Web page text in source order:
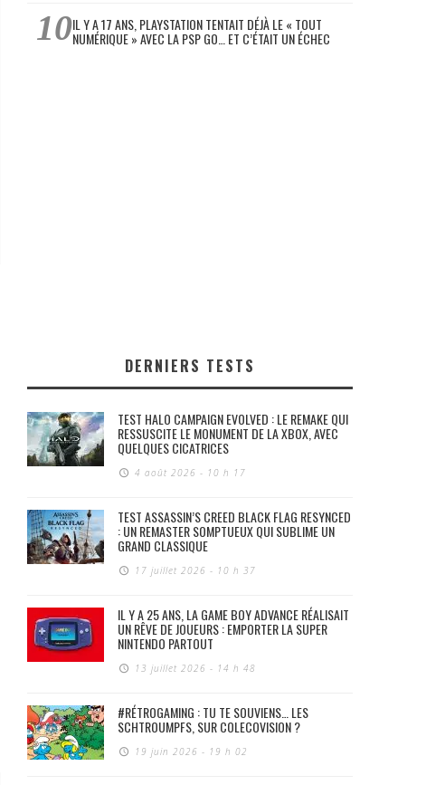
IL Y A 17 ANS, PLAYSTATION TENTAIT DÉJÀ LE « TOUT
NUMÉRIQUE » AVEC LA PSP GO… ET C’ÉTAIT UN ÉCHEC
DERNIERS TESTS
TEST HALO CAMPAIGN EVOLVED : LE REMAKE QUI
RESSUSCITE LE MONUMENT DE LA XBOX, AVEC
QUELQUES CICATRICES
4 août 2026 - 10 h 17
TEST ASSASSIN’S CREED BLACK FLAG RESYNCED
: UN REMASTER SOMPTUEUX QUI SUBLIME UN
GRAND CLASSIQUE
17 juillet 2026 - 10 h 37
IL Y A 25 ANS, LA GAME BOY ADVANCE RÉALISAIT
UN RÊVE DE JOUEURS : EMPORTER LA SUPER
NINTENDO PARTOUT
13 juillet 2026 - 14 h 48
#RÉTROGAMING : TU TE SOUVIENS… LES
SCHTROUMPFS, SUR COLECOVISION ?
19 juin 2026 - 19 h 02